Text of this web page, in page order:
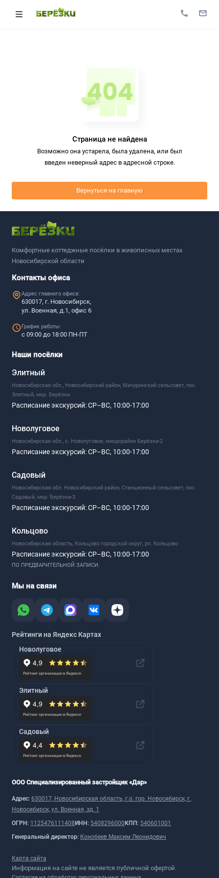
Страница не найдена
Возможно она устарела, была удалена, или был
введен неверный адрес в адресной строке.
Вернуться на главную
Комфортные коттеджные посёлки в живописных местах
Новосибирской области
Контакты офиса
Адрес главного офиса:
630017, г. Новосибирск,
ул. Военная, д.1, офис 6
График работы:
с 09:00 до 18:00 ПН-ПТ
Наши посёлки
Элитный
Новосибирская обл., Новосибирский район, Мичуринский сельсовет, пос.
Элитный, мкр. Берёзки
Расписание экскурсий:СР–ВС, 10:00-17:00
Новолуговое
Новосибирская обл., с. Новолуговое, микрорайон Берёзки-2
Расписание экскурсий:СР–ВС, 10:00-17:00
Садовый
Новосибирская обл. Новосибирский район, Станционный сельсовет, пос.
Садовый, мкр. Берёзки-3
Расписание экскурсий:СР–ВС, 10:00-17:00
Кольцово
Новосибирская область, Кольцово городской округ, рп. Кольцово
Расписание экскурсий:СР–ВС, 10:00-17:00
ПО ПРЕДВАРИТЕЛЬНОЙ ЗАПИСИ.
Мы на связи
Рейтинги на Яндекс Картах
Новолуговое
Элитный
Садовый
ООО Специализированный застройщик «Дар»
Адрес: 630017, Новосибирская область, г.о. гор. Новосибирск, г.
Новосибирск, ул. Военная, зд. 1
ОГРН: 1125476111408 ИНН: 5408296000 КПП: 540601001
Генеральный директор: Конобеев Максим Леонидович
Карта сайта
Информация на сайте не является публичной офертой.